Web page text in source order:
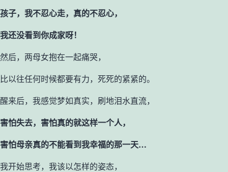
孩子，我不忍心走，真的不忍心，
我还没看到你成家呀！
然后，两母女抱在一起痛哭，
比以往任何时候都要有力，死死的紧紧的。
醒来后，我感觉梦如真实，刷地泪水直流，
害怕失去，害怕真的就这样一个人，
害怕母亲真的不能看到我幸福的那一天…
我开始思考，我该以怎样的姿态，